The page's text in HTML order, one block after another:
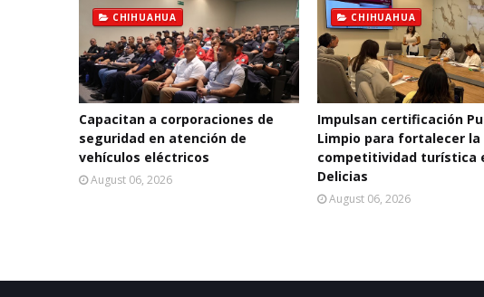
CHIHUAHUA
Capacitan a corporaciones de
seguridad en atención de
vehículos eléctricos
August 06, 2026
CHIHUAHUA
Impulsan certificación
Limpio para fortalecer la
competitividad turística
Delicias
August 06, 2026